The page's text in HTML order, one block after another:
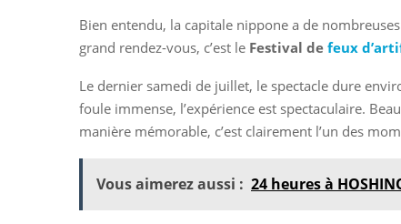
Bien entendu, la capitale nippone a de
grand rendez-vous, c’est le Festival de feux
Le dernier samedi de juillet, le spectacle dure
foule immense, l’expérience est spectaculaire.
manière mémorable, c’est clairement l’un des
Vous aimerez aussi : 24 heures à